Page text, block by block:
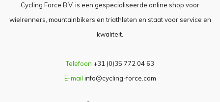
Cycling Force B.V. is een gespecialiseerde online shop voor
wielrenners, mountainbikers en triathleten en staat voor service en
kwaliteit.
Telefoon +31 (0)35 772 04 63
E-mail info@cycling-force.com